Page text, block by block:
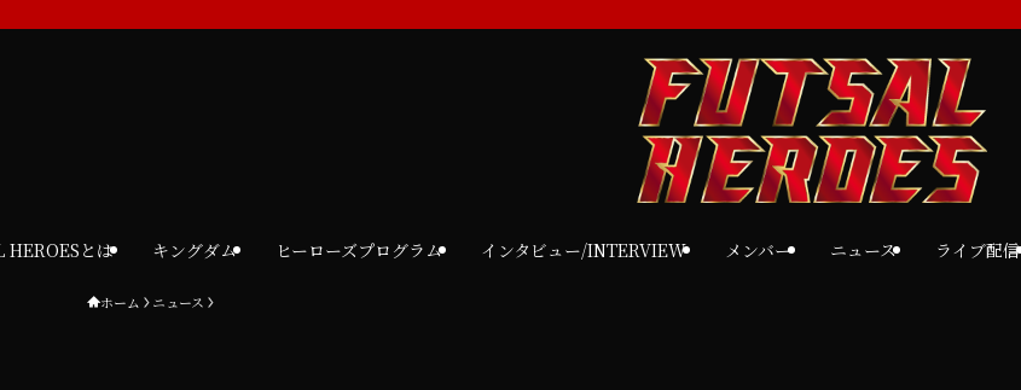
HEROESとは キングダム ヒーローズプログラム インタビュー/INTERVIEW メンバー ニュース ライブ配信
ホーム ニュース